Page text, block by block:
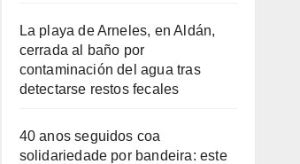
La playa de Arneles, en Aldán,
cerrada al baño por
contaminación del agua tras
detectarse restos fecales
40 anos seguidos coa
solidariedade por bandeira: este